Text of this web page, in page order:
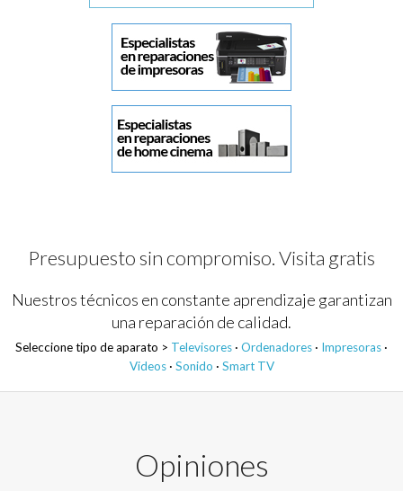
Presupuesto sin compromiso. Visita gratis
Nuestros técnicos en constante aprendizaje garantizan
una reparación de calidad.
Seleccione tipo de aparato > Televisores · Ordenadores · Impresoras ·
Videos· Sonido · Smart TV
Opiniones